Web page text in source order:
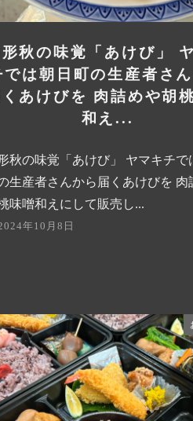
秋の味覚「あけび」
では朝日町の生産者さ
くあけびを 肉詰めや胡
和え...
秋の味覚「あけび」 ヤマキチで
生産者さんから届くあけびを 肉
味噌和えにして販売し...
年10月8日